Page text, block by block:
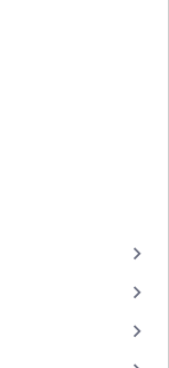
keyboard_arrow_right
keyboard_arrow_right
keyboard_arrow_right